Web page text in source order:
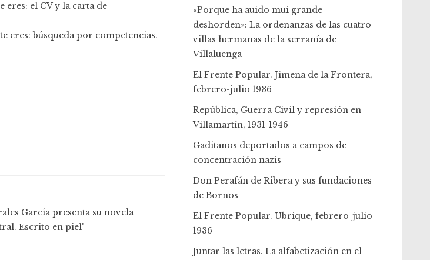
eres: el CV y la carta de
eres: búsqueda por competencias.
García presenta su novela
Escrito en piel'
«Porque ha auido mui grande
deshorden»: La ordenanzas de las cuatro
villas hermanas de la serranía de
Villaluenga
El Frente Popular. Jimena de la Frontera,
febrero-julio 1936
República, Guerra Civil y represión en
Villamartín, 1931-1946
Gaditanos deportados a campos de
concentración nazis
Don Perafán de Ribera y sus fundaciones
de Bornos
El Frente Popular. Ubrique, febrero-julio
1936
Juntar las letras. La alfabetización en el